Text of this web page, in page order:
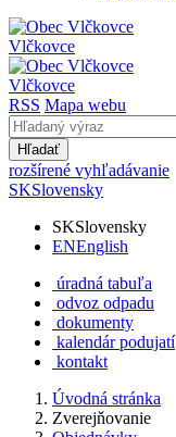
Vlčkovce
Vlčkovce
RSS Mapa webu
Hľadať
rozšírené vyhľadávanie
SKSlovensky
SKSlovensky
ENEnglish
úradná tabuľa
odvoz odpadu
dokumenty
kalendár podujatí
kontakt
Úvodná stránka
Zverejňovanie